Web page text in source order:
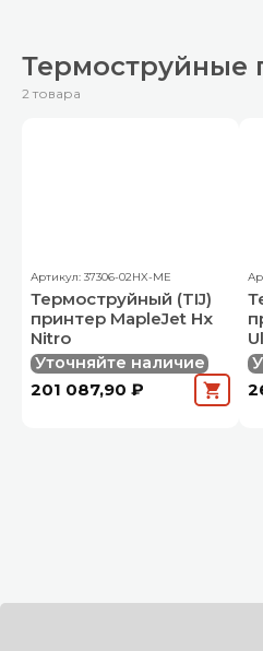
Термоструйные
2 товара
Артикул: 37306-02HX-ME
Термоструйный (TIJ)
принтер MapleJet Hx
Nitro
Уточняйте наличие
201 087,90 ₽